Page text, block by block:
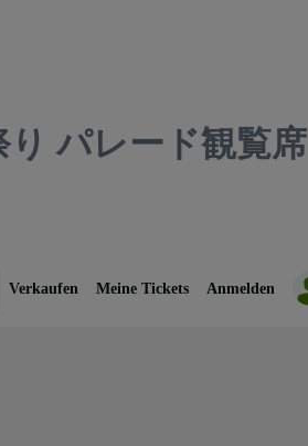
パレード観覧席
Verkaufen Meine Tickets Anmelden